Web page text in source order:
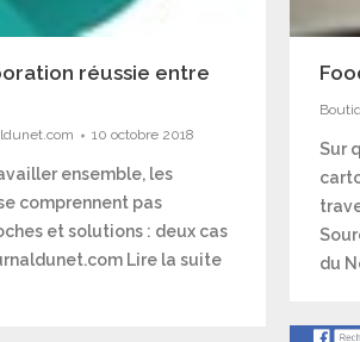
réussie entre
10 octobre 2018
ensemble, les
comprennent pas
et solutions : deux cas
Lire la suite
Sur
du